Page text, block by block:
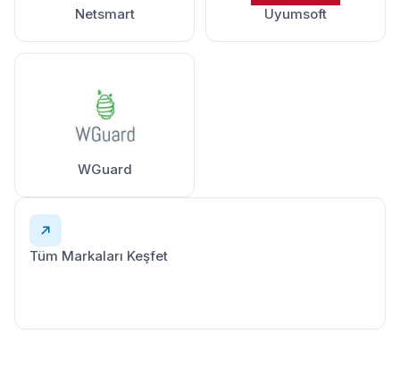
Netsmart Uyumsoft
WGuard
Tüm Markaları Keşfet